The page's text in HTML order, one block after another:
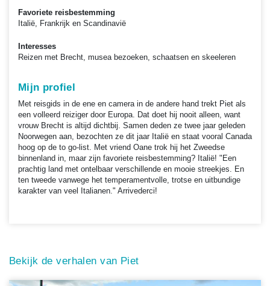
Favoriete reisbestemming
Italië, Frankrijk en Scandinavië
Interesses
Reizen met Brecht, musea bezoeken, schaatsen en skeeleren
Mijn profiel
Met reisgids in de ene en camera in de andere hand trekt Piet als
een volleerd reiziger door Europa. Dat doet hij nooit alleen, want
vrouw Brecht is altijd dichtbij. Samen deden ze twee jaar geleden
Noorwegen aan, bezochten ze dit jaar Italië en staat vooral Canada
hoog op de to go-list. Met vriend Oane trok hij het Zweedse
binnenland in, maar zijn favoriete reisbestemming? Italië! "Een
prachtig land met ontelbaar verschillende en mooie streekjes. En
ten tweede vanwege het temperamentvolle, trotse en uitbundige
karakter van veel Italianen." Arrivederci!
Bekijk de verhalen van Piet